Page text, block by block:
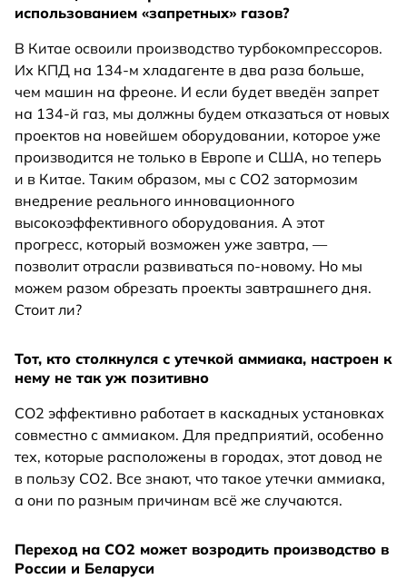
использованием «запретных» газов?
В Китае освоили производство турбокомпрессоров.
Их КПД на 134-м хладагенте в два раза больше,
чем машин на фреоне. И если будет введён запрет
на 134-й газ, мы должны будем отказаться от новых
проектов на новейшем оборудовании, которое уже
производится не только в Европе и США, но теперь
и в Китае. Таким образом, мы с СО2 затормозим
внедрение реального инновационного
высокоэффективного оборудования. А этот
прогресс, который возможен уже завтра, —
позволит отрасли развиваться по-новому. Но мы
можем разом обрезать проекты завтрашнего дня.
Стоит ли?
Тот, кто столкнулся с утечкой аммиака, настроен к
нему не так уж позитивно
СО2 эффективно работает в каскадных установках
совместно с аммиаком. Для предприятий, особенно
тех, которые расположены в городах, этот довод не
в пользу СО2. Все знают, что такое утечки аммиака,
а они по разным причинам всё же случаются.
Переход на СО2 может возродить производство в
России и Беларуси